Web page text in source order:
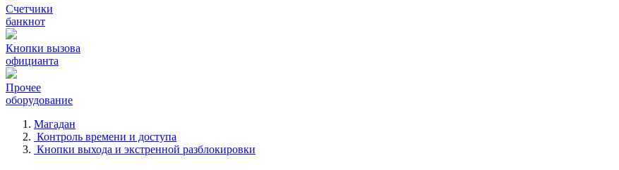
Счетчики
банкнот
Кнопки вызова
официанта
Прочее
оборудование
Магадан
Контроль времени и доступа
Кнопки выхода и экстренной разблокировки